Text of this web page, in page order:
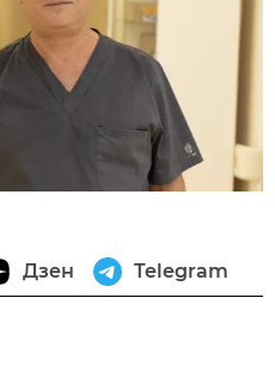
Дзен Telegram